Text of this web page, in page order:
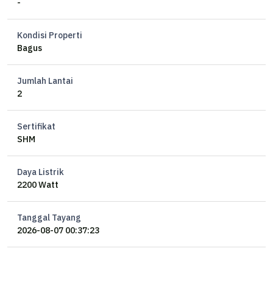
-
Kondisi Properti
Bagus
Jumlah Lantai
2
Sertifikat
SHM
Daya Listrik
2200 Watt
Tanggal Tayang
2026-08-07 00:37:23